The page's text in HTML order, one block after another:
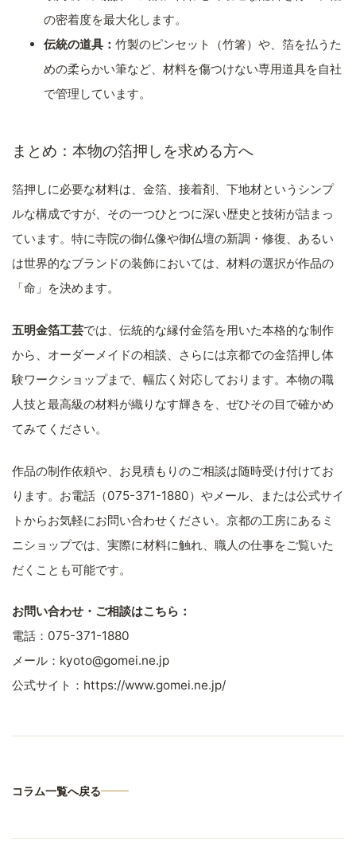
の密着度を最大化します。
伝統の道具： 竹製のピンセット（竹箸）や、箔を払うた
めの柔らかい筆など、材料を傷つけない専用道具を自社
で管理しています。
まとめ：本物の箔押しを求める方へ
箔押しに必要な材料は、金箔、接着剤、下地材というシンプ
ルな構成ですが、その一つひとつに深い歴史と技術が詰まっ
ています。特に寺院の御仏像や御仏壇の新調・修復、あるい
は世界的なブランドの装飾においては、材料の選択が作品の
「命」を決めます。
五明金箔工芸では、伝統的な縁付金箔を用いた本格的な制作
から、オーダーメイドの相談、さらには京都での金箔押し体
験ワークショップまで、幅広く対応しております。本物の職
人技と最高級の材料が織りなす輝きを、ぜひその目で確かめ
てみてください。
作品の制作依頼や、お見積もりのご相談は随時受け付けてお
ります。お電話（075-371-1880）やメール、または公式サイ
トからお気軽にお問い合わせください。京都の工房にあるミ
ニショップでは、実際に材料に触れ、職人の仕事をご覧いた
だくことも可能です。
お問い合わせ・ご相談はこちら：
電話：075-371-1880
メール：kyoto@gomei.ne.jp
公式サイト：https://www.gomei.ne.jp/
コラム一覧へ戻る